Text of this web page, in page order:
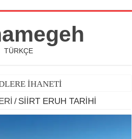
TÜRKÇE
İHANETİ
/ SİİRT ERUH TARİHİ